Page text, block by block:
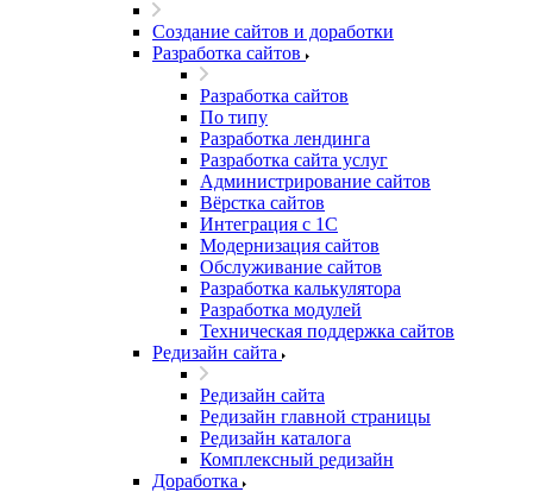
Создание сайтов и доработки
Разработка сайтов
Разработка сайтов
По типу
Разработка лендинга
Разработка сайта услуг
Администрирование сайтов
Вёрстка сайтов
Интеграция с 1С
Модернизация сайтов
Обслуживание сайтов
Разработка калькулятора
Разработка модулей
Техническая поддержка сайтов
Редизайн сайта
Редизайн сайта
Редизайн главной страницы
Редизайн каталога
Комплексный редизайн
Доработка